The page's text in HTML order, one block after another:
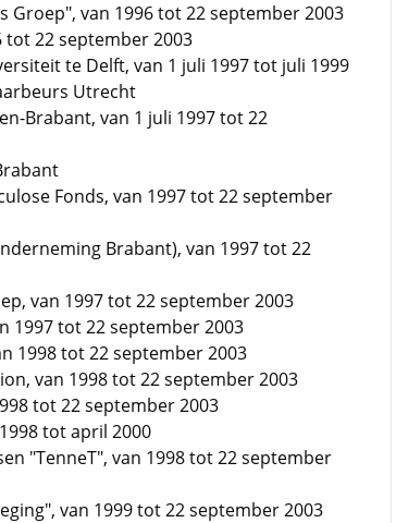
Groep", van 1996 tot 22 september 2003
tot 22 september 2003
te Delft, van 1 juli 1997 tot juli 1999
Utrecht
Brabant, van 1 juli 1997 tot 22
Fonds, van 1997 tot 22 september
Brabant), van 1997 tot 22
van 1997 tot 22 september 2003
1997 tot 22 september 2003
1998 tot 22 september 2003
van 1998 tot 22 september 2003
tot 22 september 2003
tot april 2000
"TenneT", van 1998 tot 22 september
van 1999 tot 22 september 2003